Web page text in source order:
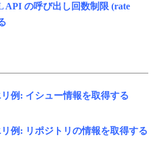
API の呼び出し回数制限 (rate
例: イシュー情報を取得する
例: リポジトリの情報を取得する